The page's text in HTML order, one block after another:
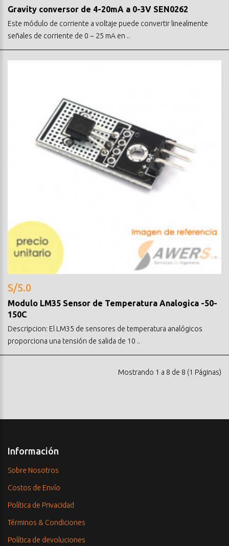
Gravity conversor de 4-20mA a 0-3V SEN0262
Este módulo de corriente a voltaje puede convertir linealmente
señales de corriente de 0 ~ 25 mA en ..
S/5.0
Modulo LM35 Sensor de Temperatura Analogica -50-
150C
Descripcion: El LM35 de sensores de temperatura analógicos
proporciona una tensión de salida de 10 ..
Mostrando 1 a 8 de 8 (1 Páginas)
Información
Sobre Nosotros
Costos de Envío
Política de Privacidad
Términos & Condiciones
Política de devoluciones